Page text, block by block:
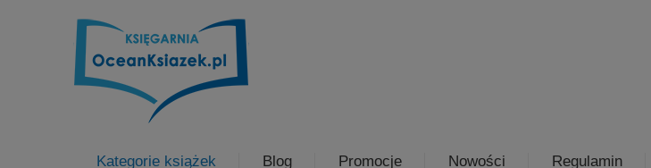
Kategorie książek Blog Promocje Nowości Regulamin